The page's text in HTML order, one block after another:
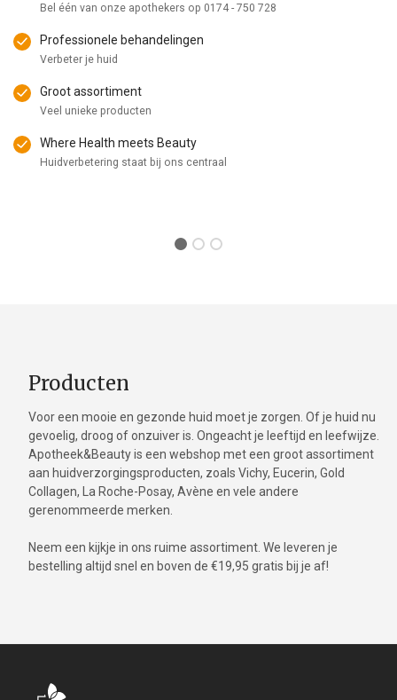
Bel één van onze apothekers op 0174 - 750 728
Professionele behandelingen
Verbeter je huid
Groot assortiment
Veel unieke producten
Where Health meets Beauty
Huidverbetering staat bij ons centraal
Producten
Voor een mooie en gezonde huid moet je zorgen. Of je huid nu
gevoelig, droog of onzuiver is. Ongeacht je leeftijd en leefwijze.
Apotheek&Beauty is een webshop met een groot assortiment
aan huidverzorgingsproducten, zoals Vichy, Eucerin, Gold
Collagen, La Roche-Posay, Avène en vele andere
gerenommeerde merken.
Neem een kijkje in ons ruime assortiment. We leveren je
bestelling altijd snel en boven de €19,95 gratis bij je af!